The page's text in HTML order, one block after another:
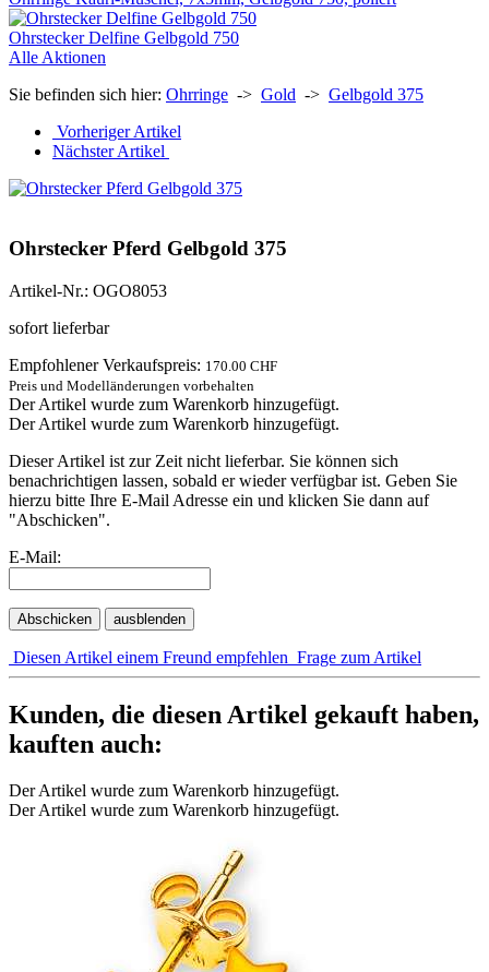
Ohrstecker Delfine Gelbgold 750
Alle Aktionen
Sie befinden sich hier: Ohrringe -> Gold -> Gelbgold 375
Vorheriger Artikel
Nächster Artikel
Ohrstecker Pferd Gelbgold 375
Artikel-Nr.: OGO8053
sofort lieferbar
Empfohlener Verkaufspreis: 170.00 CHF
Preis und Modelländerungen vorbehalten
Der Artikel wurde zum Warenkorb hinzugefügt.
Der Artikel wurde zum Warenkorb hinzugefügt.
Dieser Artikel ist zur Zeit nicht lieferbar. Sie können sich
benachrichtigen lassen, sobald er wieder verfügbar ist. Geben Sie
hierzu bitte Ihre E-Mail Adresse ein und klicken Sie dann auf
"Abschicken".
E-Mail:
Abschicken ausblenden
Diesen Artikel einem Freund empfehlen Frage zum Artikel
Kunden, die diesen Artikel gekauft haben,
kauften auch:
Der Artikel wurde zum Warenkorb hinzugefügt.
Der Artikel wurde zum Warenkorb hinzugefügt.